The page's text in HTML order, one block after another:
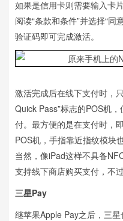
如果是信用卡则需要输入卡
阅读“条款和条件”并选择“同
验证码即可完成激活。
激活完成后在线下支付时，
Quick Pass”标志的POS机
付。最方便的是在支付时，
POS机，手指靠近指纹模块
当然，像iPad这样不具备
支持线下商店购买支付，不
三星Pay
继苹果Apple Pay之后，三